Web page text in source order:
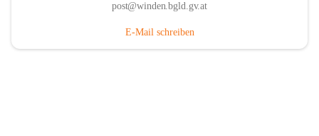
post@winden.bgld.gv.at
E-Mail schreiben